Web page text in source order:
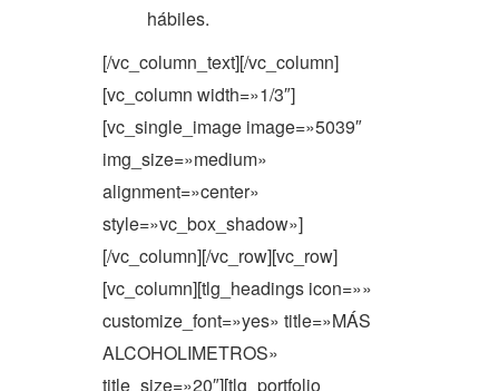
hábiles.
[/vc_column_text][/vc_column]
[vc_column width=»1/3″]
[vc_single_image image=»5039″
img_size=»medium»
alignment=»center»
style=»vc_box_shadow»]
[/vc_column][/vc_row][vc_row]
[vc_column][tlg_headings icon=»»
customize_font=»yes» title=»MÁS
ALCOHOLIMETROS»
title_size=»20″][tlg_portfolio